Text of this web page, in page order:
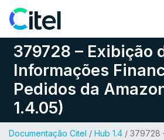
Pular para o conteúdo
379728 – Exibição
Informações
Pedidos da
1.4.05)
Documentação Citel / Hub 1.4 / 379728